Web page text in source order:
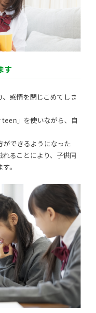
す
感情を閉じこめてしま
teen」を使いながら、自
ができるようになった
ることにより、子供同
。